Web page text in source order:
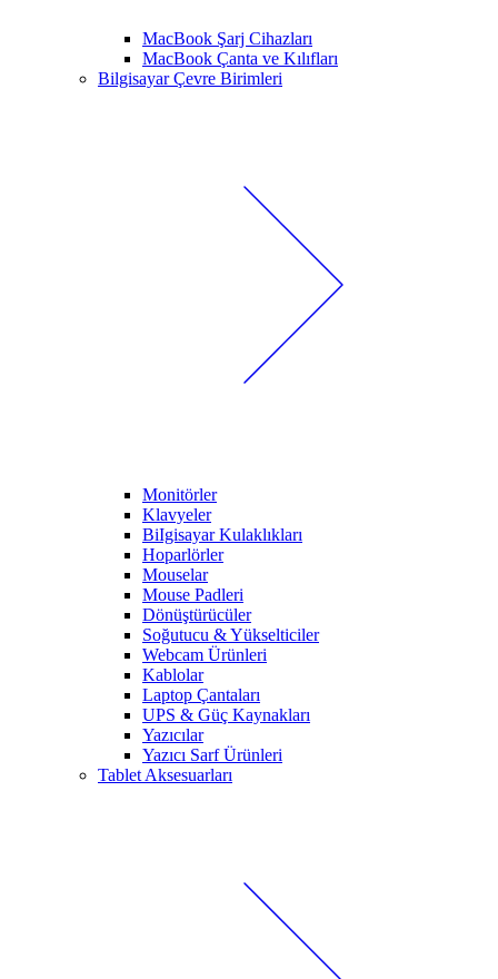
MacBook Şarj Cihazları
MacBook Çanta ve Kılıfları
Bilgisayar Çevre Birimleri
Monitörler
Klavyeler
BiIgisayar Kulaklıkları
Hoparlörler
Mouselar
Mouse Padleri
Dönüştürücüler
Soğutucu & Yükselticiler
Webcam Ürünleri
Kablolar
Laptop Çantaları
UPS & Güç Kaynakları
Yazıcılar
Yazıcı Sarf Ürünleri
Tablet Aksesuarları